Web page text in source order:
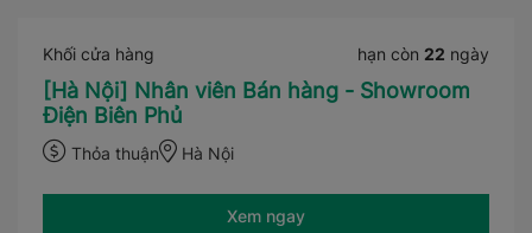
Khối cửa hàng hạn còn 22 ngày
[Hà Nội] Nhân viên Bán hàng - Showroom
Điện Biên Phủ
Thỏa thuận Hà Nội
Xem ngay